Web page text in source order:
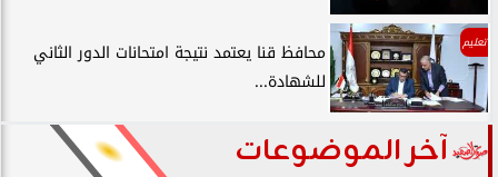
تعليم
محافظ قنا يعتمد نتيجة امتحانات الدور الثاني
للشهادة...
آخر الموضوعات